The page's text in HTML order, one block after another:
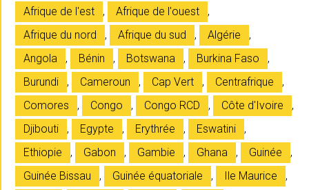
Afrique de l'est
, Afrique de l'ouest
,
Afrique du nord
, Afrique du sud , Algérie
,
Angola
, Bénin , Botswana , Burkina Faso
,
Burundi
, Cameroun , Cap Vert , Centrafrique
,
Comores
, Congo , Congo RCD , Côte d'Ivoire
,
Djibouti
, Egypte , Erythrée , Eswatini
,
Ethiopie
, Gabon , Gambie , Ghana , Guinée
,
Guinée Bissau
, Guinée équatoriale , Ile Maurice
,